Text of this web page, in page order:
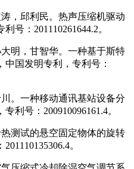
，邱利民。热声压缩机驱动
号：201110261644.2。
明，甘智华。一种基于斯特
国发明专利，专利号：
。一种移动通讯基站设备分
利号：200910096161.4。
测试的悬空固定物体的旋转
。